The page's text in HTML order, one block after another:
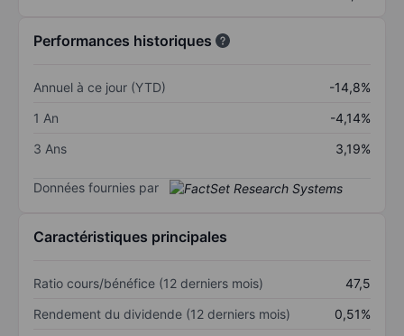
Performances historiques
Annuel à ce jour (YTD)
-14,8%
1 An
-4,14%
3 Ans
3,19%
Données fournies par
Caractéristiques principales
Ratio cours/bénéfice (12 derniers mois)
47,5
Rendement du dividende (12 derniers mois)
0,51%